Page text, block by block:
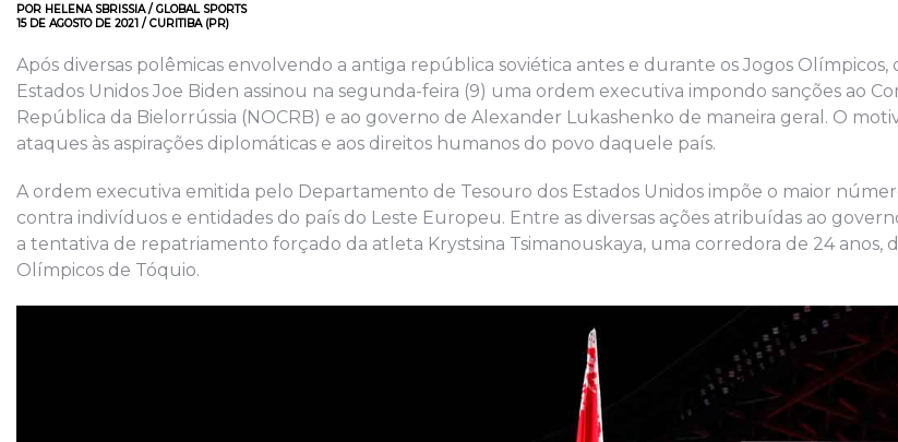
POR HELENA SBRISSIA / GLOBAL SPORTS
15 DE AGOSTO DE 2021 / CURITIBA (PR)
Após diversas polêmicas envolvendo a antiga república soviética antes e durante os Jogos Olímpicos,
Estados Unidos Joe Biden assinou na segunda-feira (9) uma ordem executiva impondo sanções ao
República da Bielorrússia (NOCRB) e ao governo de Alexander Lukashenko de maneira geral. O
ataques às aspirações diplomáticas e aos direitos humanos do povo daquele país.
A ordem executiva emitida pelo Departamento de Tesouro dos Estados Unidos impõe o maior
contra indivíduos e entidades do país do Leste Europeu. Entre as diversas ações atribuídas ao
a tentativa de repatriamento forçado da atleta Krystsina Tsimanouskaya, uma corredora de 24 anos,
Olímpicos de Tóquio.